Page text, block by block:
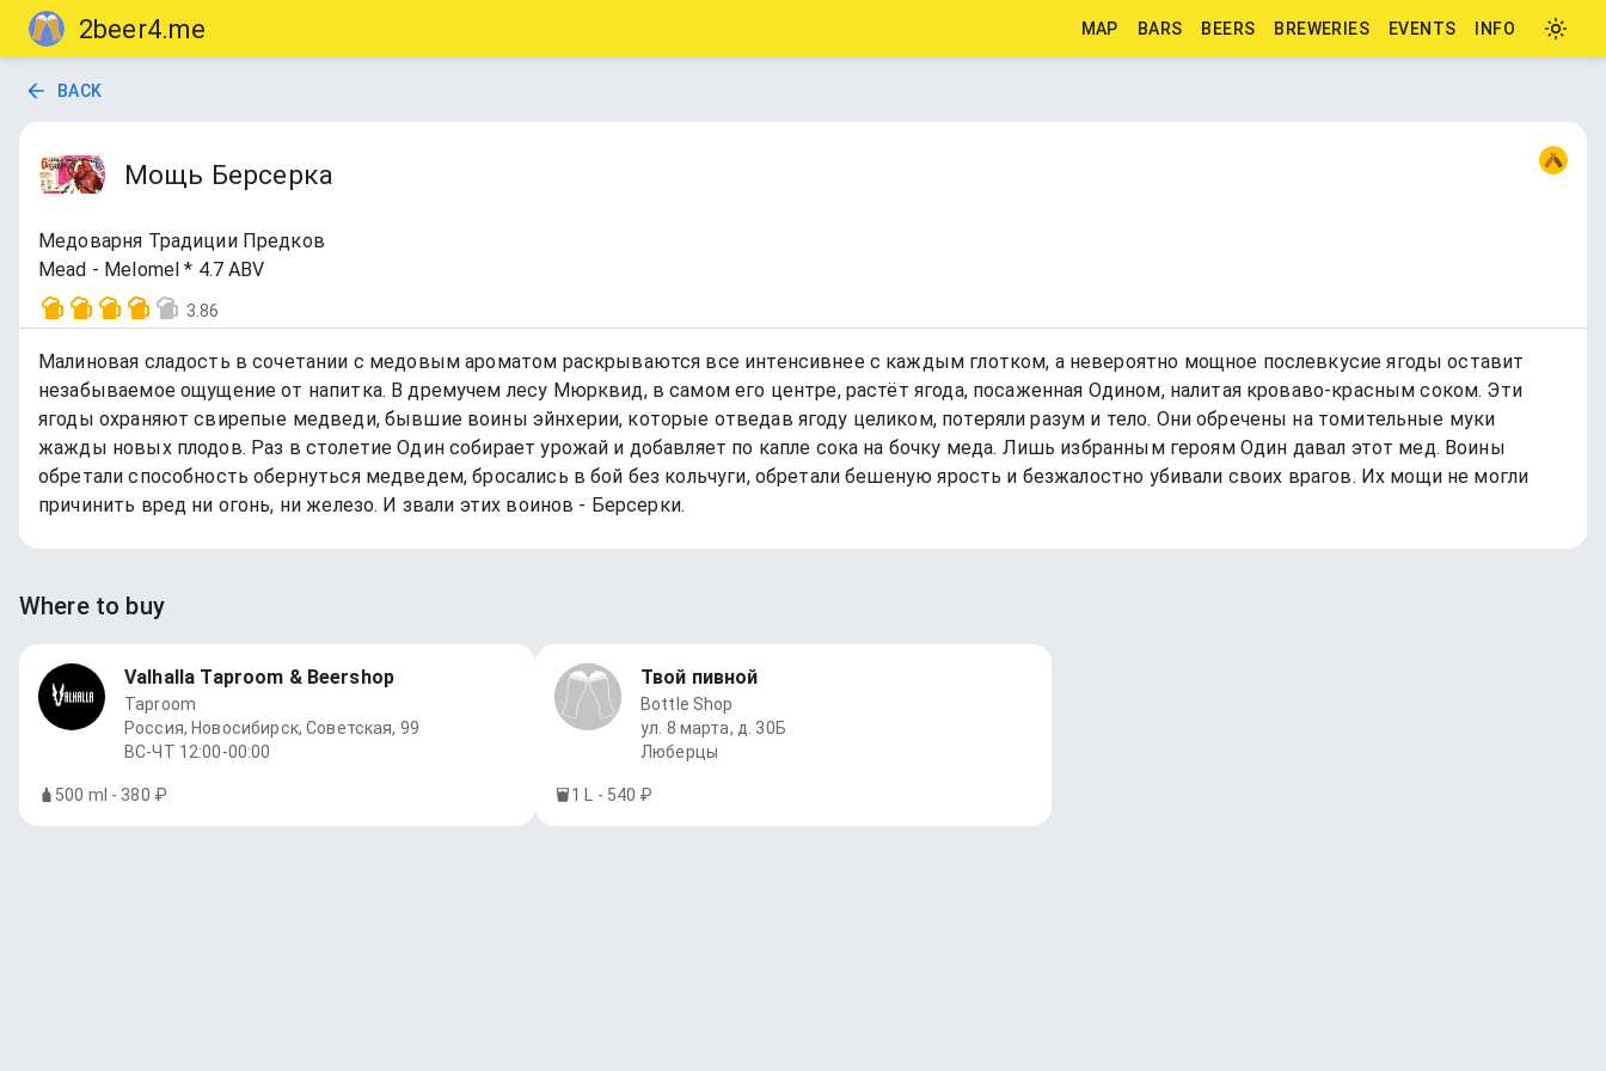
2beer4.me MAP BARS BEERS BREWERIES EVENTS INFO
BACK
Мощь Берсерка
Медоварня Традиции Предков
Mead - Melomel * 4.7 ABV
3.86
Малиновая сладость в сочетании с медовым ароматом раскрываются все интенсивнее с каждым глотком, а невероятно мощное послевкусие ягоды оставит
незабываемое ощущение от напитка. В дремучем лесу Мюрквид, в самом его центре, растёт ягода, посаженная Одином, налитая кроваво-красным соком. Эти
ягоды охраняют свирепые медведи, бывшие воины эйнхерии, которые отведав ягоду целиком, потеряли разум и тело. Они обречены на томительные муки
жажды новых плодов. Раз в столетие Один собирает урожай и добавляет по капле сока на бочку меда. Лишь избранным героям Один давал этот мед. Воины
обретали способность обернуться медведем, бросались в бой без кольчуги, обретали бешеную ярость и безжалостно убивали своих врагов. Их мощи не могли
причинить вред ни огонь, ни железо. И звали этих воинов - Берсерки.
Where to buy
Valhalla Taproom & Beershop
Taproom
Россия, Новосибирск, Советская, 99
ВС-ЧТ 12:00-00:00
500 ml - 380 ₽
Твой пивной
Bottle Shop
ул. 8 марта, д. 30Б
Люберцы
1 L - 540 ₽